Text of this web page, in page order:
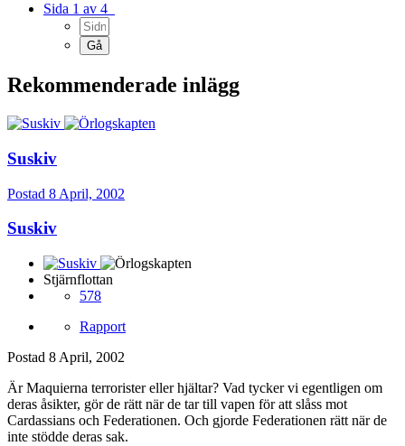
Sida 1 av 4
Rekommenderade inlägg
Suskiv
Postad 8 April, 2002
Suskiv
Stjärnflottan
578
Rapport
Postad 8 April, 2002
Är Maquierna terrorister eller hjältar? Vad tycker vi egentligen om
deras åsikter, gör de rätt när de tar till vapen för att slåss mot
Cardassians och Federationen. Och gjorde Federationen rätt när de
inte stödde deras sak.